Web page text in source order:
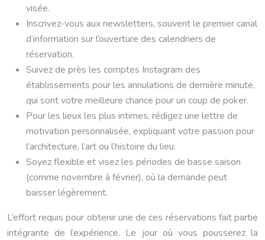
visée.
Inscrivez-vous aux newsletters, souvent le premier canal
d’information sur l’ouverture des calendriers de
réservation.
Suivez de près les comptes Instagram des
établissements pour les annulations de dernière minute,
qui sont votre meilleure chance pour un coup de poker.
Pour les lieux les plus intimes, rédigez une lettre de
motivation personnalisée, expliquant votre passion pour
l’architecture, l’art ou l’histoire du lieu.
Soyez flexible et visez les périodes de basse saison
(comme novembre à février), où la demande peut
baisser légèrement.
L’effort requis pour obtenir une de ces réservations fait partie
intégrante de l’expérience. Le jour où vous pousserez la